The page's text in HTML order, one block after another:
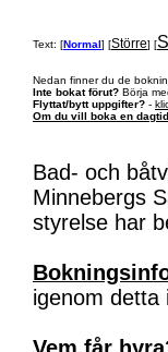
Text: [Normal] [Större] [
Nedan finner du de
Inte bokat förut? Börja
Flyttat/bytt uppgifter? -
Om du vill boka en
Bad- och
Minnebergs
styrelse har
igenom detta